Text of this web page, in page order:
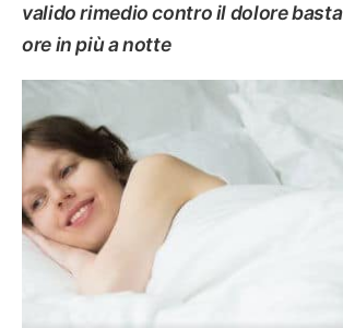
valido rimedio contro il dolore
ore in più a notte